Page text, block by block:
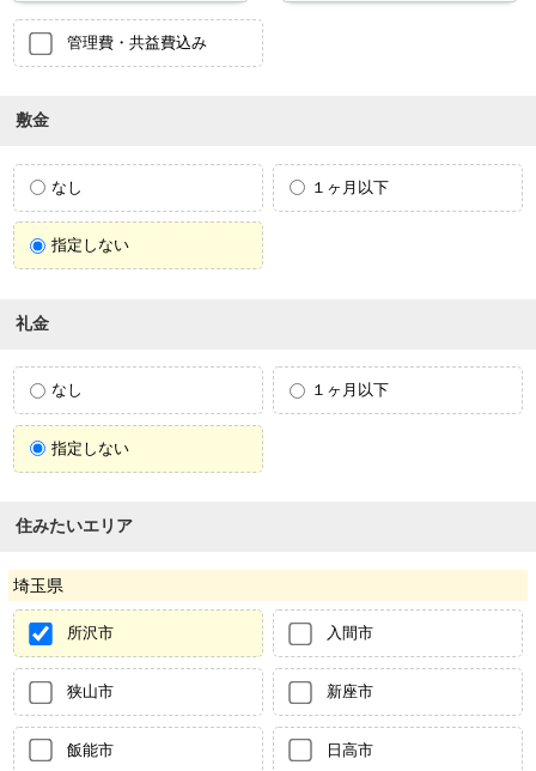
管理費・共益費込み
敷金
なし １ヶ月以下
指定しない
礼金
なし １ヶ月以下
指定しない
住みたいエリア
埼玉県
所沢市 入間市
狭山市 新座市
飯能市 日高市